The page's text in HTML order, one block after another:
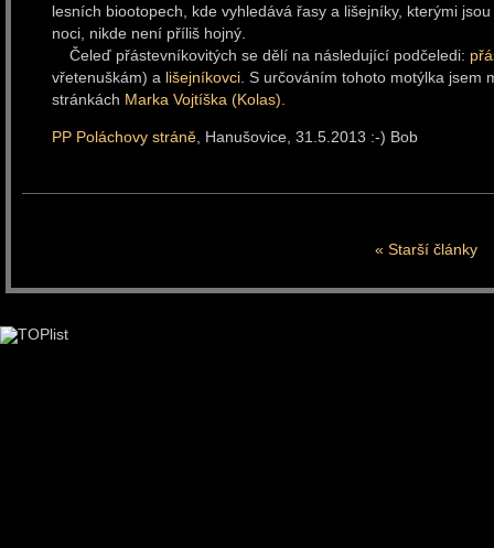
lesních biootopech, kde vyhledává řasy a lišejníky, kterými
noci, nikde není příliš hojný.
Čeleď přástevníkovitých se dělí na následující podčeledi:
vřetenuškám) a l išejníkovci. S určováním tohoto motýlka jsem
stránkách Marka Vojtíška (Kolas).
PP Poláchovy stráně, Hanušovice, 31.5.2013 :-) Bob
« Starší články